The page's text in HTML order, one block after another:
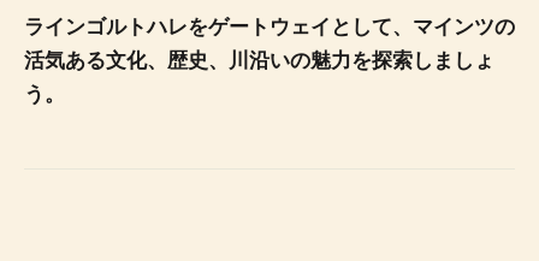
ラインゴルトハレをゲートウェイとして、マインツの
活気ある文化、歴史、川沿いの魅力を探索しましょ
う。